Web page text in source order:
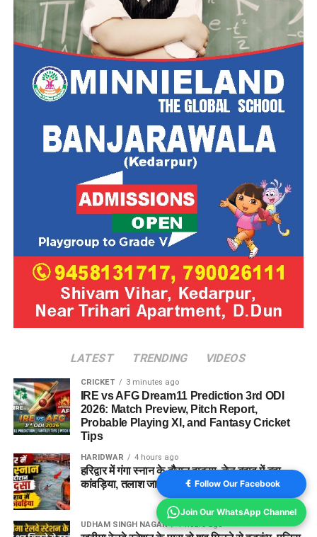
LATEST TRENDING VIDEOS
CRICKET 3 minutes ago
IRE vs AFG Dream11 Prediction 3rd ODI
2026: Match Preview, Pitch Report,
Probable Playing XI, and Fantasy Cricket
Tips
HARIDWAR 4 hours ago
हरिद्वार में गंगा स्नान के दौरान हादसा, तेज बहाव में बहा
कांवड़िया, तलाश जारी
UDHAM SINGH NAGAR 7 hours ago
Follow Our Facebook
Join Our WhatsApp Channel